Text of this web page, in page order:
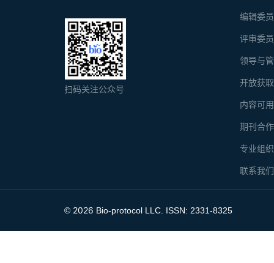
编辑委
评审委
领导与
开放获
内容可
期刊合
专业组
联系我们
扫码关注公众号
© 2026 Bio-protocol LLC. ISSN: 2331-8325